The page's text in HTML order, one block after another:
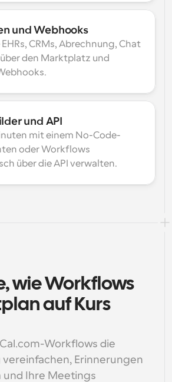
und Webhooks
CRMs, Abrechnung, Chat
den Marktplatz und
und API
mit einem No-Code-
oder Workflows
über die API verwalten.
wie Workflows
auf Kurs
Workflows die
Erinnerungen
Ihre Meetings